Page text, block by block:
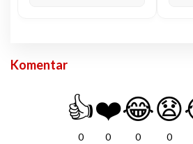
Komentar
👍
0
❤️
0
😂
0
😧
0